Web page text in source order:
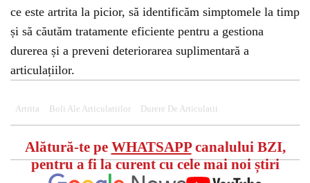
ce este artrita la picior, să identificăm simptomele la timp
și să căutăm tratamente eficiente pentru a gestiona
durerea și a preveni deteriorarea suplimentară a
articulațiilor.
Artrita Boli Ale Articulatiilor Durere De Articulatii
Alătură-te pe WHATSAPPcanalului BZI,
pentru a fi la curent cu cele mai noi știri